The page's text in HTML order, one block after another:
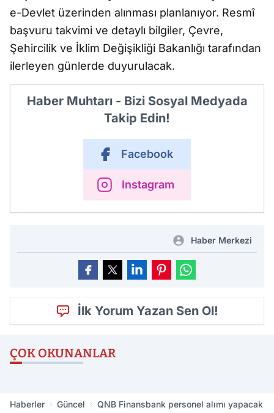
e-Devlet üzerinden alınması planlanıyor. Resmî
başvuru takvimi ve detaylı bilgiler, Çevre,
Şehircilik ve İklim Değişikliği Bakanlığı tarafından
ilerleyen günlerde duyurulacak.
Haber Muhtarı - Bizi Sosyal Medyada
Takip Edin!
Facebook
Instagram
Haber Merkezi
İlk Yorum Yazan Sen Ol!
ÇOK OKUNANLAR
Haberler Güncel QNB Finansbank personel alımı yapacak